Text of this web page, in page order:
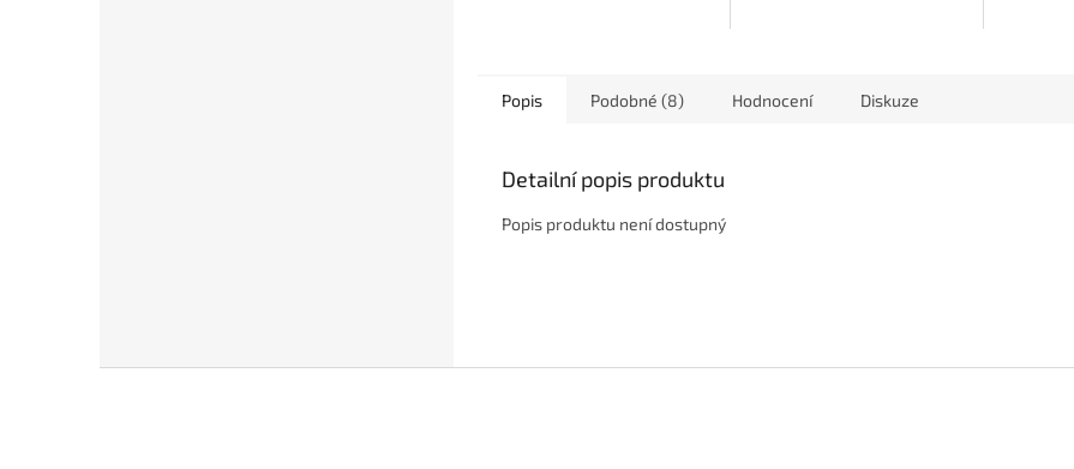
Popis Podobné (8) Hodnocení Diskuze
Detailní popis produktu
Popis produktu není dostupný